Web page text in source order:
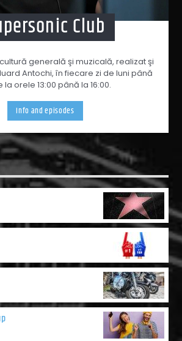
Club
generală şi muzicală, realizat şi
Antochi, în fiecare zi de luni până
la orele 13:00 până la 16:00.
Info and episodes